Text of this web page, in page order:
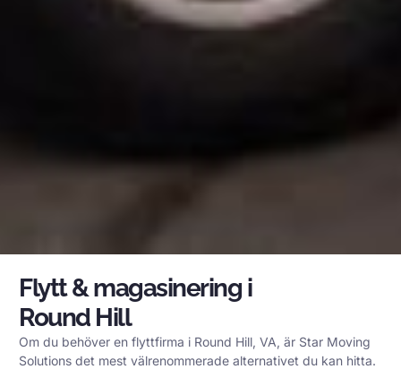
Flytt & magasinering i
Round Hill
Om du behöver en flyttfirma i Round Hill, VA, är Star Moving
Solutions det mest välrenommerade alternativet du kan hitta.